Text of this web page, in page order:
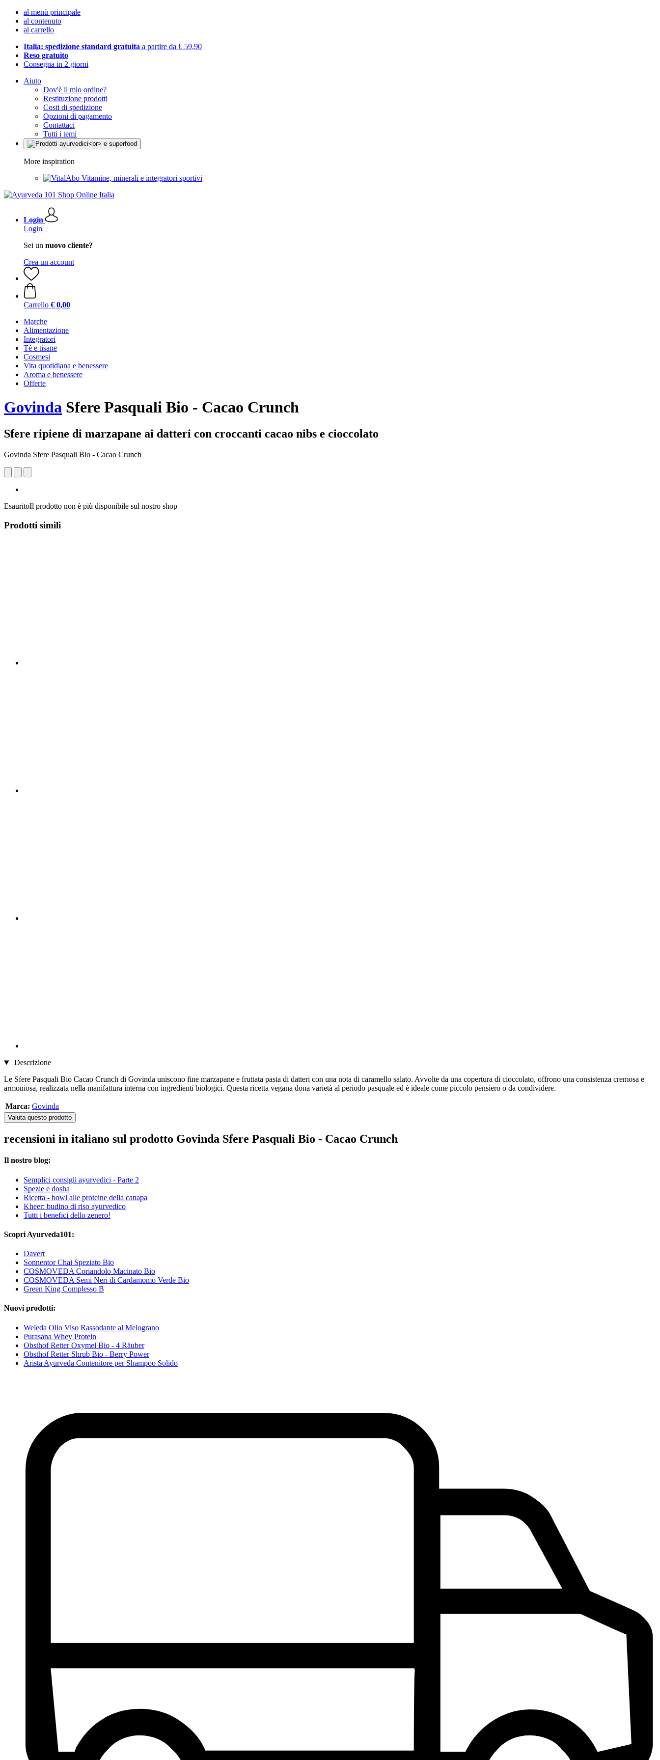
al menù principale
al contenuto
al carrello
Italia: spedizione standard gratuita a partire da € 59,90
Reso gratuito
Consegna in 2 giorni
Aiuto
Dov'è il mio ordine?
Restituzione prodotti
Costi di spedizione
Opzioni di pagamento
Contattaci
Tutti i temi
More inspiration
Vitamine, minerali e integratori sportivi
Login
Login
Sei un nuovo cliente?
Crea un account
Carrello € 0,00
Marche
Alimentazione
Integratori
Tè e tisane
Cosmesi
Vita quotidiana e benessere
Aroma e benessere
Offerte
Govinda Sfere Pasquali Bio - Cacao Crunch
Sfere ripiene di marzapane ai datteri con croccanti cacao nibs e cioccolato
Govinda Sfere Pasquali Bio - Cacao Crunch
EsauritoIl prodotto non è più disponibile sul nostro shop
Prodotti simili
Descrizione
Le Sfere Pasquali Bio Cacao Crunch di Govinda uniscono fine marzapane e fruttata pasta di datteri con una nota di caramello salato. Avvolte da una copertura di cioccolato, offrono una consistenza cremosa e
armoniosa, realizzata nella manifattura interna con ingredienti biologici. Questa ricetta vegana dona varietà al periodo pasquale ed è ideale come piccolo pensiero o da condividere.
Marca: Govinda
Valuta questo prodotto
recensioni in italiano sul prodotto Govinda Sfere Pasquali Bio - Cacao Crunch
Il nostro blog:
Semplici consigli ayurvedici - Parte 2
Spezie e dosha
Ricetta - bowl alle proteine della canapa
Kheer: budino di riso ayurvedico
Tutti i benefici dello zenero!
Scopri Ayurveda101:
Davert
Sonnentor Chai Speziato Bio
COSMOVEDA Coriandolo Macinato Bio
COSMOVEDA Semi Neri di Cardamomo Verde Bio
Green King Complesso B
Nuovi prodotti:
Weleda Olio Viso Rassodante al Melograno
Purasana Whey Protein
Obsthof Retter Oxymel Bio - 4 Räuber
Obsthof Retter Shrub Bio - Berry Power
Arista Ayurveda Contenitore per Shampoo Solido